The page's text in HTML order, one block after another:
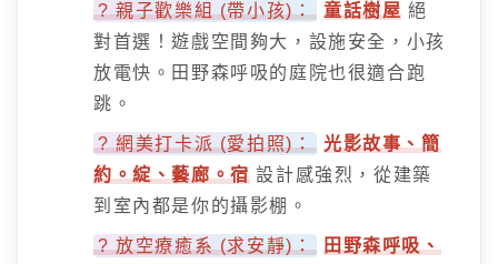
? 親子歡樂組 (帶小孩)： 童話樹屋 絕
對首選！遊戲空間夠大，設施安全，小孩
放電快。田野森呼吸的庭院也很適合跑
跳。
? 網美打卡派 (愛拍照)： 光影故事、簡
約。綻、藝廊。宿設計感強烈，從建築
到室內都是你的攝影棚。
? 放空療癒系 (求安靜)： 田野森呼吸、